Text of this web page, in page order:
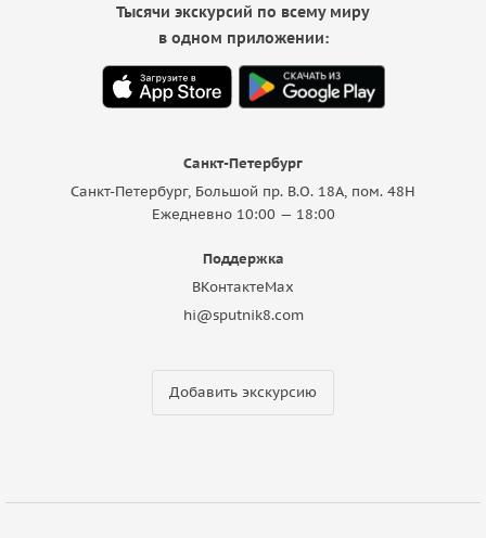
Санкт-Петербург
Санкт-Петербург, Большой пр. В.О. 18A, пом. 48Н
Ежедневно 10:00 — 18:00
Поддержка
ВКонтактеMax
hi@sputnik8.com
Добавить экскурсию
Тысячи экскурсий по всему миру
в одном приложении: